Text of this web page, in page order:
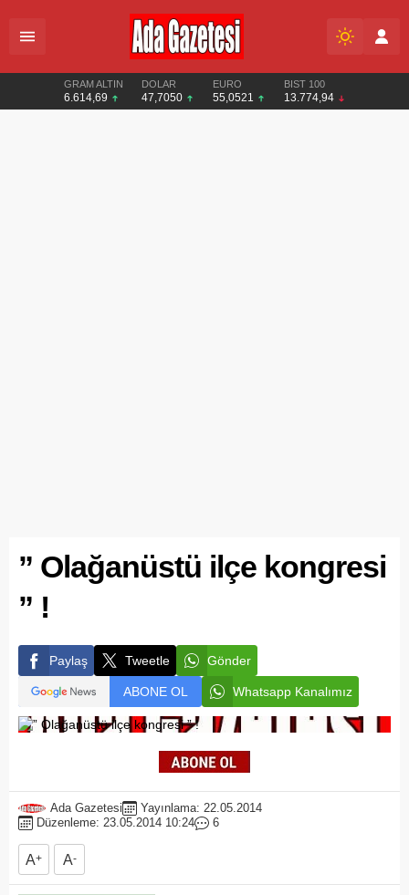
GRAM ALTIN
6.614,69
DOLAR
47,7050
EURO
55,0521
BIST 100
13.774,94
” Olağanüstü ilçe kongresi
” !
Paylaş Tweetle Gönder
ABONE OL Whatsapp Kanalımız
Ada Gazetesi
Yayınlama: 22.05.2014
Düzenleme: 23.05.2014 10:24
6
A+ A-